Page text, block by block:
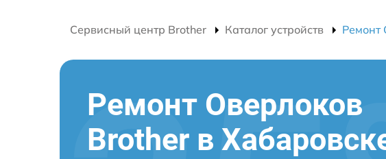
Сервисный центр Brother Каталог устройств Ремонт
Ремонт Оверлоков
Brother в